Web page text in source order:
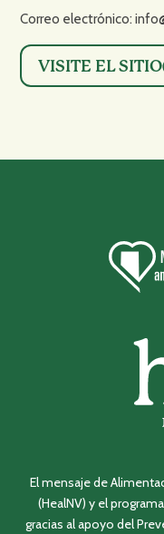
Correo electrónico:
VISITE EL SITIO
El mensaje de
(HealNV) y el
gracias al apoyo del